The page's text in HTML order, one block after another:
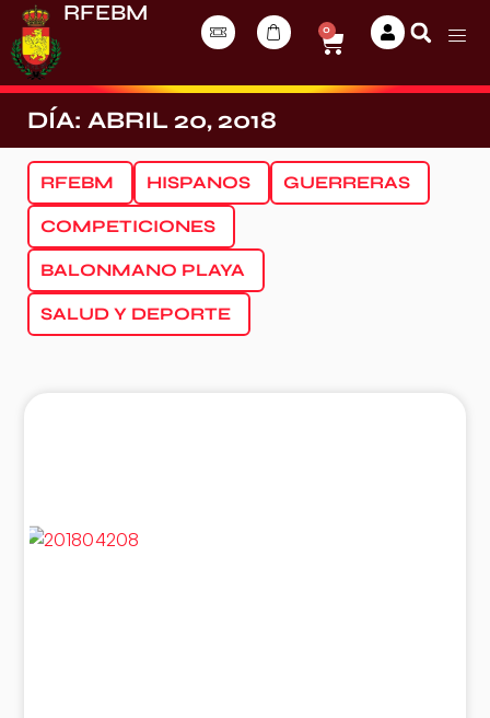
RFEBM
0
DÍA: ABRIL 20, 2018
RFEBM HISPANOS GUERRERAS
COMPETICIONES
BALONMANO PLAYA
SALUD Y DEPORTE